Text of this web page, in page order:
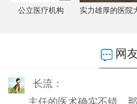
公立医疗机构 实力雄厚的医院
网
燕儿：
长流：
主任的医术确实不错，